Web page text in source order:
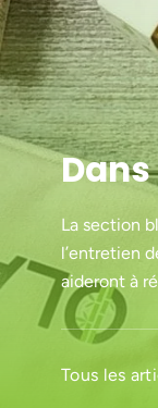
La section
l’entretien
aideront à
Tous les